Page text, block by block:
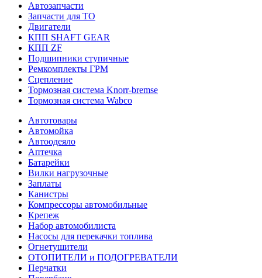
Автозапчасти
Запчасти для ТО
Двигатели
КПП SHAFT GEAR
КПП ZF
Подшипники ступичные
Ремкомплекты ГРМ
Сцепление
Тормозная система Knorr-bremse
Тормозная система Wabco
Автотовары
Автомойка
Автоодеяло
Аптечка
Батарейки
Вилки нагрузочные
Заплаты
Канистры
Компрессоры автомобильные
Крепеж
Набор автомобилиста
Насосы для перекачки топлива
Огнетушители
ОТОПИТЕЛИ и ПОДОГРЕВАТЕЛИ
Перчатки